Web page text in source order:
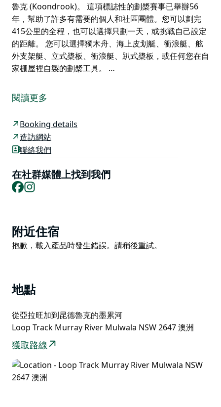
魯克 (Koondrook)。 這項標誌性的劃槳賽事已舉辦56
年，幫助了許多有需要的個人和社區團體。您可以劃完
415公里的全程，也可以選擇只劃一天，或挑戰自己設定
的距離。 您可以選擇獨木舟、海上皮划艇、衝浪艇、舷
外支架艇、立式槳板、衝浪艇、趴式槳板，或任何您在自
家棚屋裡自製的劃槳工具。 …
旨在為當地社區計畫籌集資金。
全程415公里，歷時五天，沿穆雷河順流而下。
賽事從亞拉旺加 (Yarrawonga) 出發，途經科布拉姆
(Cobram)、托庫姆瓦爾 (Tocumwal)、莫阿馬
(Moama)、埃丘卡 (Echuca)、岡鮑爾 (Gunbower) 和昆
德魯克 (Koondrook) 等風景如畫的小鎮，最終抵達昆德
魯克碼頭 (Koondrook) 等風景如畫的小鎮，最終抵達昆
達昆德魯克 (Koondrook)。
這項標誌性的劃槳賽事已舉辦56年，幫助了許多有需要
您可以選擇獨木舟、海上皮划艇、衝浪艇、舷外支架艇、
製的劃槳工具。
第一天 - 亞拉旺加 (Yarrawonga) 至托庫姆瓦爾
(Tocumwal)
第二天 - 托庫姆瓦爾 (Tocumwal) 至野餐點 (Picnic
Point)
閱讀更多
Booking details
造訪網站
聯絡我們
在社群媒體上找到我們
Facebook
Product
List
附近住宿
Product
抱歉，載入產品時發生錯誤。請稍後重試。
地點
從亞拉旺加到昆德魯克的墨累河
Loop Track Murray River Mulwala NSW 2647 澳洲
獲取路線